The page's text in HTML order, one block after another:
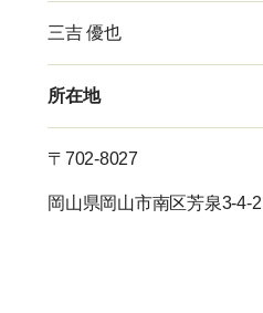
三吉 優也
所在地
〒702-8027
岡山県岡山市南区芳泉3-4-2